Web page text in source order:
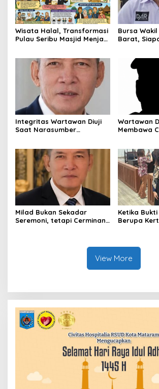
Wisata Halal, Transformasi
Pulau Seribu Masjid Menjadi
Bursa
Barat,
Integritas Wartawan Diuji
Saat Narasumber
Wartawan
Membawa
Milad Bukan Sekadar
Seremoni, tetapi Cerminan
Ketika Bukti
Berupa
View More